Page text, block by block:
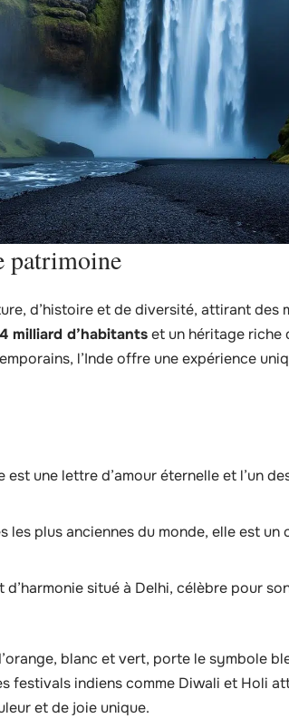
patrimoine
d’histoire et de diversité, attirant des
milliard d’habitantset un héritage riche
l’Inde offre une expérience
une lettre d’amour éternelle et l’un
les plus anciennes du monde, elle est
d’harmonie situé à Delhi, célèbre pour
blanc et vert, porte le symbole
festivals indiens comme Diwali et Holi
et de joie unique.